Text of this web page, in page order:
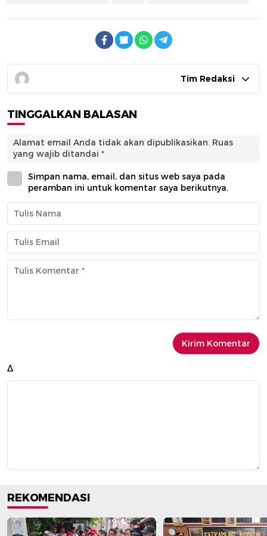
Tim Redaksi
TINGGALKAN BALASAN
Alamat email Anda tidak akan dipublikasikan. Ruas
yang wajib ditandai *
Simpan nama, email, dan situs web saya pada
peramban ini untuk komentar saya berikutnya.
Δ
REKOMENDASI